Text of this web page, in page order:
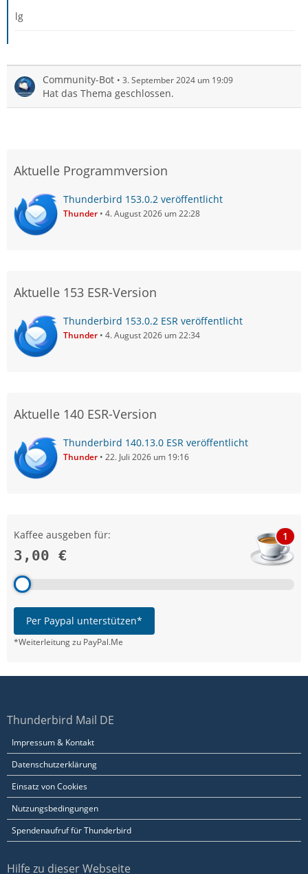
lg
Community-Bot 3. September 2024 um 19:09
Hat das Thema geschlossen.
Aktuelle Programmversion
Thunderbird 153.0.2 veröffentlicht
Thunder 4. August 2026 um 22:28
Aktuelle 153 ESR-Version
Thunderbird 153.0.2 ESR veröffentlicht
Thunder 4. August 2026 um 22:34
Aktuelle 140 ESR-Version
Thunderbird 140.13.0 ESR veröffentlicht
Thunder 22. Juli 2026 um 19:16
Kaffee ausgeben für:
3,00 €
1
Per Paypal unterstützen*
*Weiterleitung zu PayPal.Me
Thunderbird Mail DE
Impressum & Kontakt
Datenschutzerklärung
Einsatz von Cookies
Nutzungsbedingungen
Spendenaufruf für Thunderbird
Hilfe zu dieser Webseite